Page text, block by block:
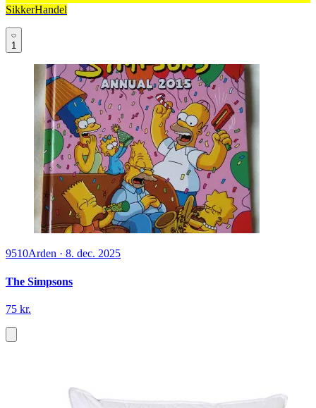
SikkerHandel
1
9510Arden · 8. dec. 2025
The Simpsons
75 kr.